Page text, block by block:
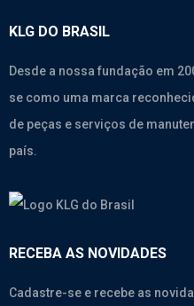
KLG DO BRASIL
Desde a nossa fundação em
se como uma marca
de peças e serviços de
país.
RECEBA AS NOVIDADES
Cadastre-se e recebe as